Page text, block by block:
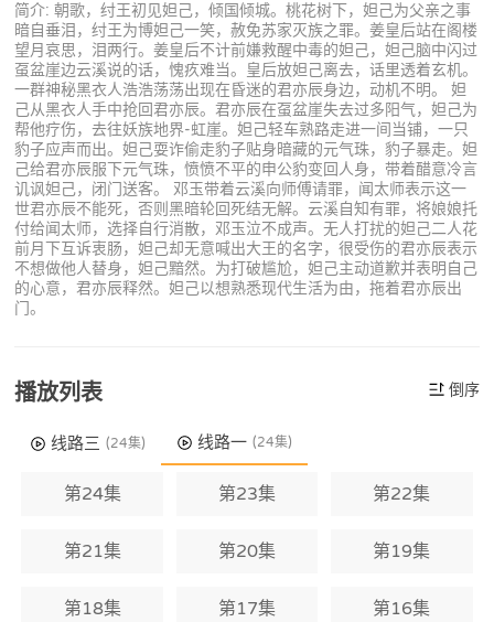
简介: 朝歌，纣王初见妲己，倾国倾城。桃花树下，妲己为父亲之事
暗自垂泪，纣王为博妲己一笑，赦免苏家灭族之罪。姜皇后站在阁楼
望月哀思，泪两行。姜皇后不计前嫌救醒中毒的妲己，妲己脑中闪过
虿盆崖边云溪说的话，愧疚难当。皇后放妲己离去，话里透着玄机。
一群神秘黑衣人浩浩荡荡出现在昏迷的君亦辰身边，动机不明。 妲
己从黑衣人手中抢回君亦辰。君亦辰在虿盆崖失去过多阳气，妲己为
帮他疗伤，去往妖族地界-虹崖。妲己轻车熟路走进一间当铺，一只
豹子应声而出。妲己耍诈偷走豹子贴身暗藏的元气珠，豹子暴走。妲
己给君亦辰服下元气珠，愤愤不平的申公豹变回人身，带着醋意冷言
讥讽妲己，闭门送客。 邓玉带着云溪向师傅请罪，闻太师表示这一
世君亦辰不能死，否则黑暗轮回死结无解。云溪自知有罪，将娘娘托
付给闻太师，选择自行消散，邓玉泣不成声。无人打扰的妲己二人花
前月下互诉衷肠，妲己却无意喊出大王的名字，很受伤的君亦辰表示
不想做他人替身，妲己黯然。为打破尴尬，妲己主动道歉并表明自己
的心意，君亦辰释然。妲己以想熟悉现代生活为由，拖着君亦辰出
门。
播放列表 倒序
线路三 (24集) 线路一 (24集)
第24集 第23集 第22集
第21集 第20集 第19集
第18集 第17集 第16集